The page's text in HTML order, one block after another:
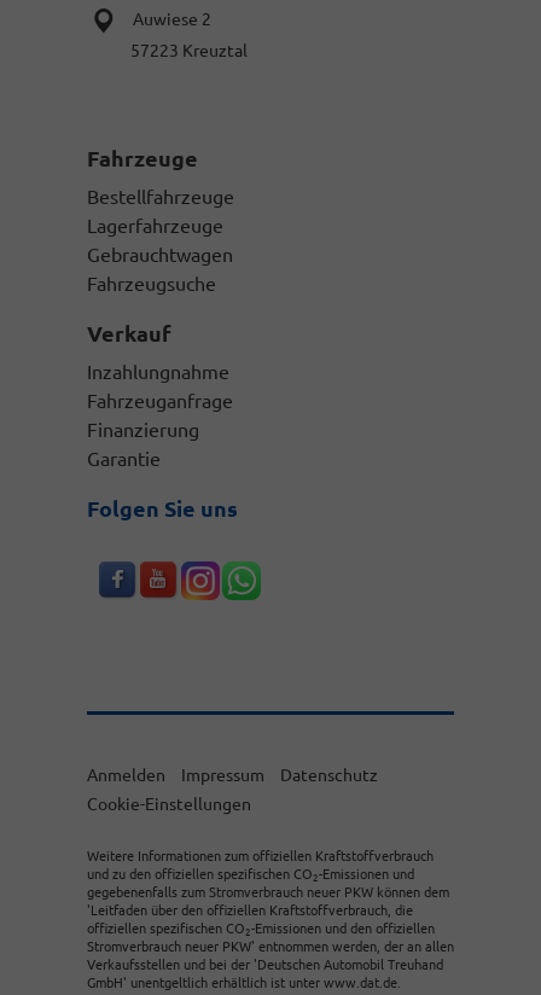
Auwiese 2
57223 Kreuztal
Fahrzeuge
Bestellfahrzeuge
Lagerfahrzeuge
Gebrauchtwagen
Fahrzeugsuche
Verkauf
Inzahlungnahme
Fahrzeuganfrage
Finanzierung
Garantie
Folgen Sie uns
Anmelden Impressum
Datenschutz
Cookie-Einstellungen
Weitere Informationen zum offiziellen Kraftstoffverbrauch
und zu den offiziellen spezifischen CO 2-Emissionen und
gegebenenfalls zum Stromverbrauch neuer PKW können dem
'Leitfaden über den offiziellen Kraftstoffverbrauch, die
offiziellen spezifischen CO 2-Emissionen und den offiziellen
Stromverbrauch neuer PKW' entnommen werden, der an allen
Verkaufsstellen und bei der 'Deutschen Automobil Treuhand
GmbH' unentgeltlich erhältlich ist unter www.dat.de.